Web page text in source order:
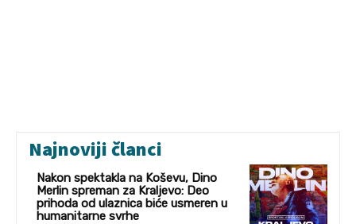
Najnoviji članci
Nakon spektakla na Koševu, Dino
Merlin spreman za Kraljevo: Deo
prihoda od ulaznica biće usmeren u
humanitarne svrhe